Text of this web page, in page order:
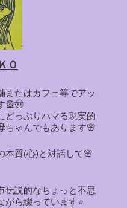
Ｏ
またはカフェ等でアッ
🎡🤠
どっぷりハマる現実的
ちゃんでもあります🌸
本質(心)と対話して🌸
伝説的なちょっと不思
がら綴っています⭐